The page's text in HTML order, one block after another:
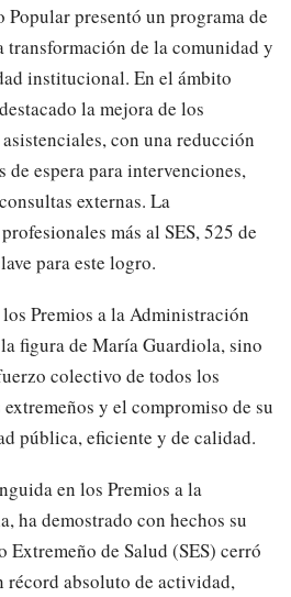
presentó un programa de
transformación de la comunidad y
institucional. En el ámbito
la mejora de los
con una reducción
espera para intervenciones,
externas. La
más al SES, 525 de
para este logro.
Premios a la Administración
figura de María Guardiola, sino
colectivo de todos los
y el compromiso de su
pública, eficiente y de calidad.
en los Premios a la
ha demostrado con hechos su
de Salud (SES) cerró
absoluto de actividad,